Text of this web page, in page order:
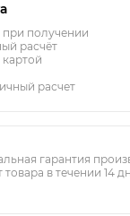
при получении
расчёт
расчет
гарантия
товара в течении 14